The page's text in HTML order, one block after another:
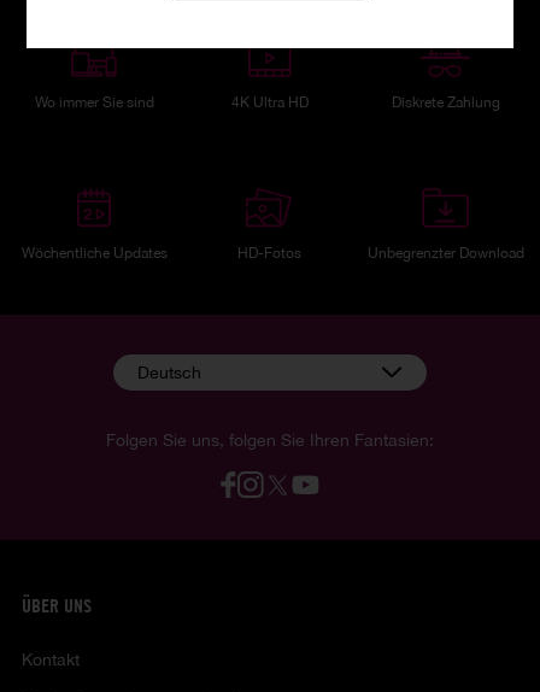
Wo immer Sie sind 4K Ultra HD Diskrete Zahlung
Wöchentliche Updates HD-Fotos Unbegrenzter Download
Folgen Sie uns, folgen Sie Ihren Fantasien:
Deutsch
ÜBER UNS
Kontakt